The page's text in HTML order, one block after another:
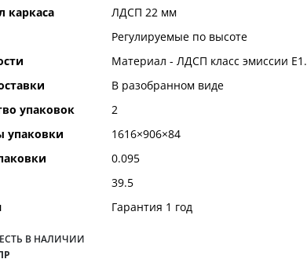
каркаса
ЛДСП 22 мм
Регулируемые по высоте
Материал - ЛДСП класс эмиссии Е1.
В разобранном виде
упаковок
2
упаковки
1616×906×84
0.095
39.5
Гарантия 1 год
ЕСТЬ В НАЛИЧИИ